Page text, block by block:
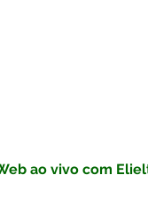
ao vivo com